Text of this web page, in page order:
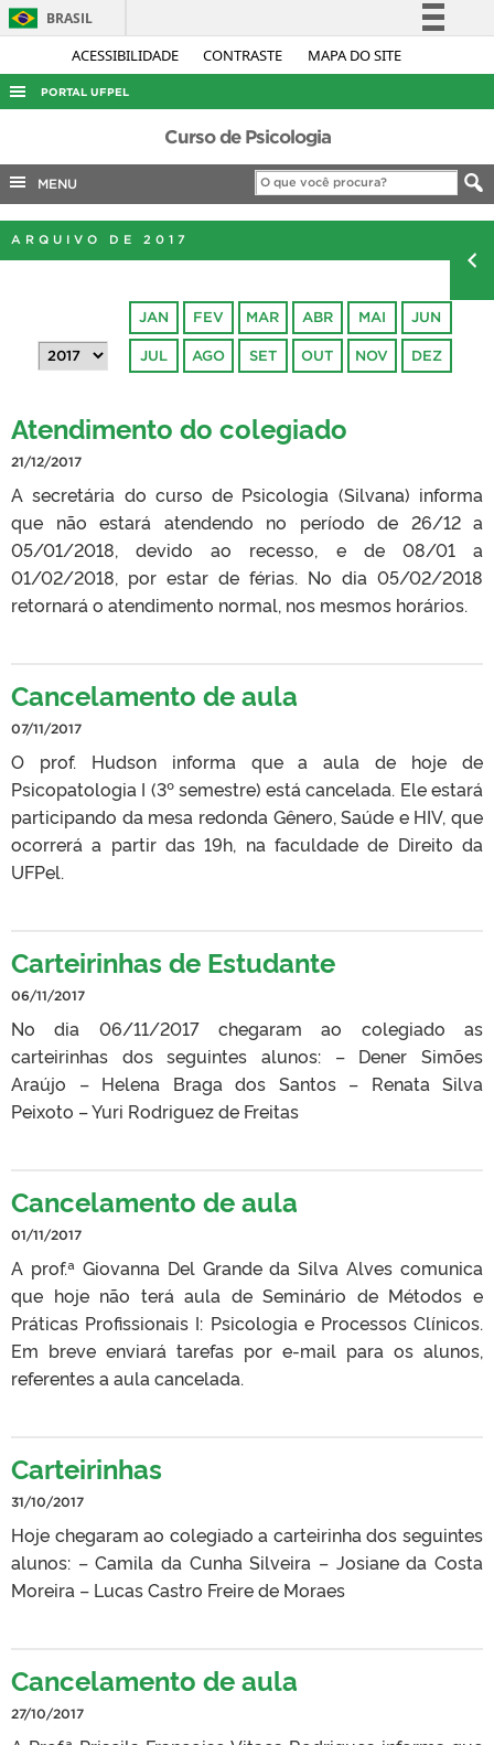
ACESSIBILIDADE CONTRASTE MAPA DO SITE
BRASIL
Simplifique!
Acesso à informação
Legislação
Canais
PORTAL UFPEL
ACESSO À INFORMAÇÃO
AUDITORIA
COBALTO
CONCURSOS
OUVIDORIA
TELEFONES
Curso de Psicologia
MENU
ARQUIVO DE 2017
JAN FEV MAR ABR MAI JUN
JUL AGO SET OUT NOV DEZ
Atendimento do colegiado
21/12/2017
A secretária do curso de Psicologia (Silvana) informa
que não estará atendendo no período de 26/12 a
05/01/2018, devido ao recesso, e de 08/01 a
01/02/2018, por estar de férias. No dia 05/02/2018
retornará o atendimento normal, nos mesmos horários.
Cancelamento de aula
07/11/2017
O prof. Hudson informa que a aula de hoje de
Psicopatologia I (3º semestre) está cancelada. Ele estará
participando da mesa redonda Gênero, Saúde e HIV, que
ocorrerá a partir das 19h, na faculdade de Direito da
UFPel.
Carteirinhas de Estudante
06/11/2017
No dia 06/11/2017 chegaram ao colegiado as
carteirinhas dos seguintes alunos: – Dener Simões
Araújo – Helena Braga dos Santos – Renata Silva
Peixoto – Yuri Rodriguez de Freitas
Cancelamento de aula
01/11/2017
A prof.ª Giovanna Del Grande da Silva Alves comunica
que hoje não terá aula de Seminário de Métodos e
Práticas Profissionais I: Psicologia e Processos Clínicos.
Em breve enviará tarefas por e-mail para os alunos,
referentes a aula cancelada.
Carteirinhas
31/10/2017
Hoje chegaram ao colegiado a carteirinha dos seguintes
alunos: – Camila da Cunha Silveira – Josiane da Costa
Moreira – Lucas Castro Freire de Moraes
Cancelamento de aula
27/10/2017